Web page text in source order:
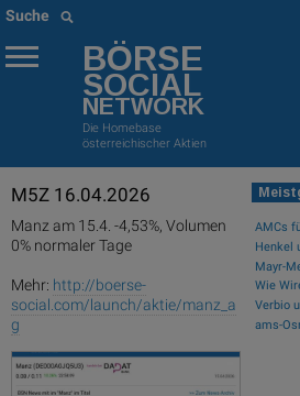
Suche
BÖRSE
SOCIAL
NETWORK
Die Homebase
österreichischer Aktien
M5Z 16.04.2026
Manz am 15.4. -4,53%, Volumen
0% normaler Tage
Mehr: http://boerse-
social.com/launch/aktie/manz_a
g